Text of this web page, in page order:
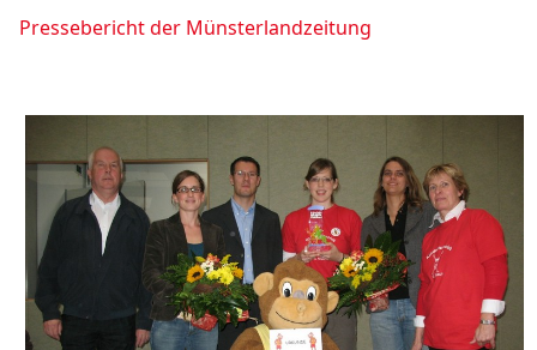
Pressebericht der Münsterlandzeitung